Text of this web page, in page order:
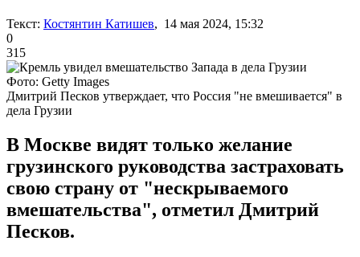
Текст: Костянтин Катишев, 14 мая 2024, 15:32
0
315
Фото: Getty Images
Дмитрий Песков утверждает, что Россия "не вмешивается" в
дела Грузии
В Москве видят только желание
грузинского руководства застраховать
свою страну от "нескрываемого
вмешательства", отметил Дмитрий
Песков.